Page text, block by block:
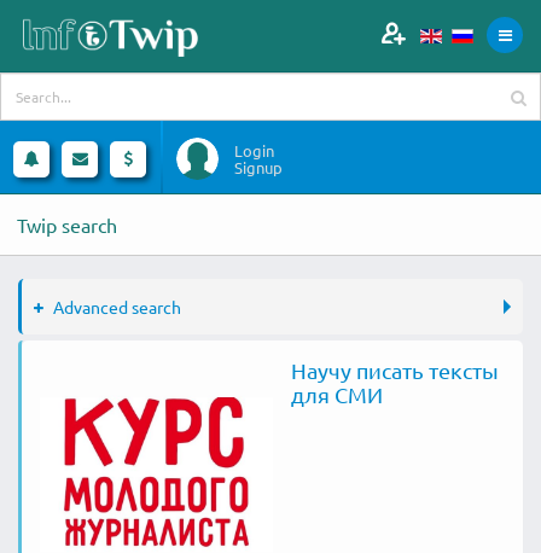
Login
Signup
Twip search
Advanced search
Научу писать тексты
для СМИ